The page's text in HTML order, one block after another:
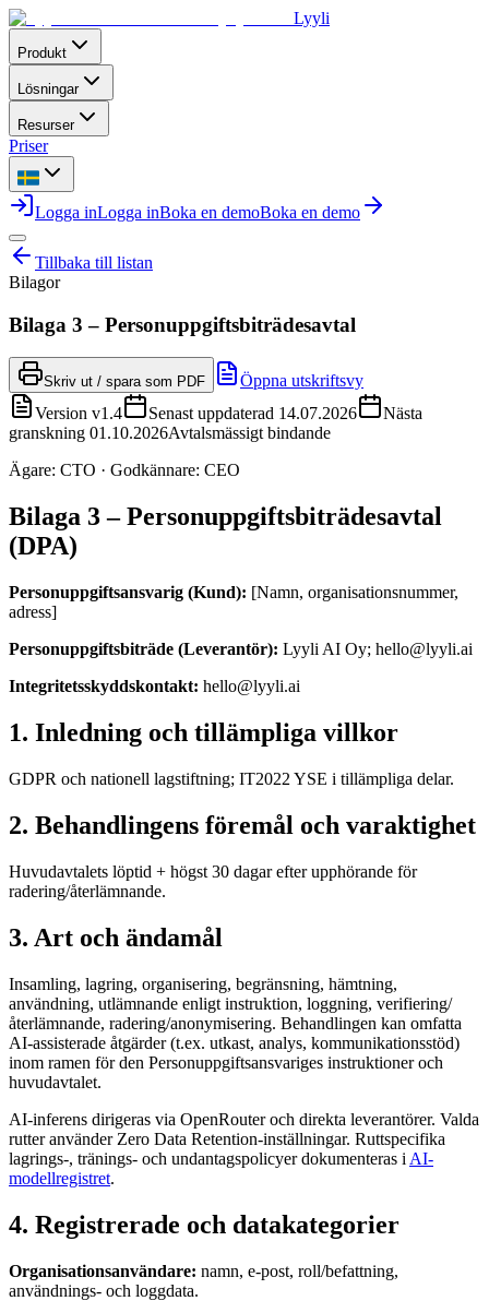
Lyyli
Produkt
Lösningar
Resurser
Priser
Logga inLogga inBoka en demoBoka en demo
Tillbaka till listan
Bilagor
Bilaga 3 – Personuppgiftsbiträdesavtal
Skriv ut / spara som PDF
Öppna utskriftsvy
Version v1.4 Senast uppdaterad 14.07.2026
Nästa
granskning 01.10.2026Avtalsmässigt bindande
Ägare: CTO · Godkännare: CEO
Bilaga 3 – Personuppgiftsbiträdesavtal
(DPA)
Personuppgiftsansvarig (Kund): [Namn, organisationsnummer,
adress]
Personuppgiftsbiträde (Leverantör): Lyyli AI Oy; hello@lyyli.ai
Integritetsskyddskontakt: hello@lyyli.ai
1. Inledning och tillämpliga villkor
GDPR och nationell lagstiftning; IT2022 YSE i tillämpliga delar.
2. Behandlingens föremål och varaktighet
Huvudavtalets löptid + högst 30 dagar efter upphörande för
radering/återlämnande.
3. Art och ändamål
Insamling, lagring, organisering, begränsning, hämtning,
användning, utlämnande enligt instruktion, loggning, verifiering/
återlämnande, radering/anonymisering. Behandlingen kan omfatta
AI-assisterade åtgärder (t.ex. utkast, analys, kommunikationsstöd)
inom ramen för den Personuppgiftsansvariges instruktioner och
huvudavtalet.
AI-inferens dirigeras via OpenRouter och direkta leverantörer. Valda
rutter använder Zero Data Retention-inställningar. Ruttspecifika
lagrings-, tränings- och undantagspolicyer dokumenteras i AI-
modellregistret.
4. Registrerade och datakategorier
Organisationsanvändare: namn, e-post, roll/befattning,
användnings- och loggdata.